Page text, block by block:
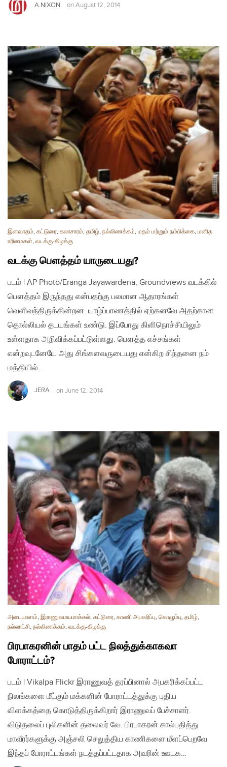
A.NIXON on August 12, 2014
இனவாதம், கட்டுரை, கலாசாரம், தமிழ், நல்லிணக்கம், மதம் மற்றும் நம்பிக்கை, மனித
உரிமைகள், வடக்கு-கிழக்கு
வடக்கு பௌத்தம் யாருடையது?
படம் | AP Photo/Eranga Jayawardena, Groundviews வடக்கில்
பௌத்தம் இருந்தது என்பதற்கு பலமான ஆதாரங்கள்
வெளிவந்திருக்கின்றன. யாழ்ப்பாணத்தில் ஏற்கனவே அதற்கான
தொல்லியல் தடயங்கள் உண்டு. இப்போது கிளிநொச்சியிலும்
உள்ளதாக அறிவிக்கப்பட்டுள்ளது. பௌத்த எச்சங்கள்
என்றவுடனேயே அது சிங்களவருடையது என்கிற சிந்தனை நம்
மத்தியில்…
JERA on June 12, 2014
அடையாளம், இராணுவமயமாக்கல், கட்டுரை, காணி அபகரிப்பு, கொழும்பு, தமிழ்,
நல்லாட்சி, நல்லிணக்கம், வடக்கு-கிழக்கு
பிரபாகரனின் பாதம் பட்ட நிலத்துக்காகவா
போராட்டம்?
படம் | Vikalpa Flickr இராணுவத் தரப்பினால் அபகரிக்கப்பட்ட
நிலங்களை மீட்கும் மக்களின் போராட்டத்துக்கு புதிய
விளக்கத்தை கொடுத்திருக்கிறார் இராணுவப் பேச்சாளர்.
விடுதலைப் புலிகளின் தலைவர் வே. பிரபாகரன் கால்பதித்து
மாவீரர்களுக்கு அஞ்சலி செலுத்திய காணிகளை மீளப்பெறவே
இந்தப் போராட்டங்கள் நடத்தப்பட்டதாக அவரின் ஊடக…